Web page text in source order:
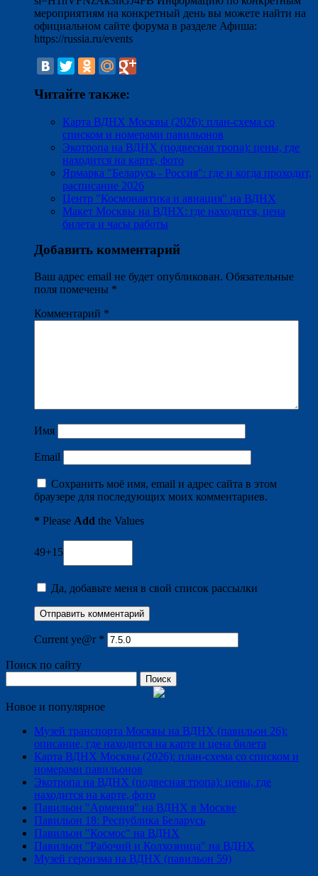
мероприятиям на конкретный день вы можете найти на
официальном сайте форума в разделе Афиша:
https://russia.ru/events
Читайте также:
Карта ВДНХ Москвы (2026): план-схема со
списком и номерами павильонов
Экотропа на ВДНХ (подвесная тропа): цены, где
находится на карте, фото
Ярмарка "Беларусь - Россия": где и когда проходит,
расписание 2026
Центр "Космонавтика и авиация" на ВДНХ
Макет Москвы на ВДНХ: где находится, цена
билета и часы работы
Добавить комментарий
Ваш адрес email не будет опубликован. Обязательные
поля помечены *
Комментарий *
Имя
Email
Сохранить моё имя, email и адрес сайта в этом
браузере для последующих моих комментариев.
* Please Add the Values
49+15
Да, добавьте меня в свой список рассылки
Current ye@r *
Поиск по сайту
Новое и популярное
Музей транспорта Москвы на ВДНХ (павильон 26):
описание, где находится на карте и цена билета
Карта ВДНХ Москвы (2026): план-схема со списком и
номерами павильонов
Экотропа на ВДНХ (подвесная тропа): цены, где
находится на карте, фото
Павильон "Армения" на ВДНХ в Москве
Павильон 18: Республика Беларусь
Павильон "Космос" на ВДНХ
Павильон "Рабочий и Колхозница" на ВДНХ
Музей героизма на ВДНХ (павильон 59)